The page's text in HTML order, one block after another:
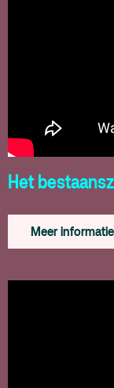
Het
Meer informatie